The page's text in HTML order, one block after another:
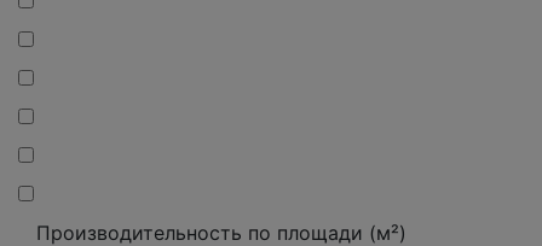
Производительность по площади (м²)